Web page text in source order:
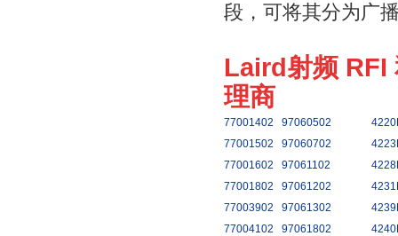
段，可将其分为广
Laird射频 RFI
理商
77001402 97060502
77001502
97060702
77001602
97061102
77001802
97061202
77003902
97061302
77004102
97061802